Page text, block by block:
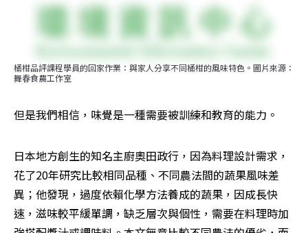
桶柑品評課程學員的回家作業：與家人分享不同桶柑的風味特色。圖片來源：
舞春食農工作室
但是我們相信，味覺是一種需要被訓練和教育的能力。
日本地方創生的知名主廚奧田政行，因為料理設計需求，
花了20年研究比較相同品種、不同農法間的蔬果風味差
異；他發現，過度依賴化學方法養成的蔬果，因成長快
速，滋味較平緩單調，缺乏層次與個性，需要在料理時加